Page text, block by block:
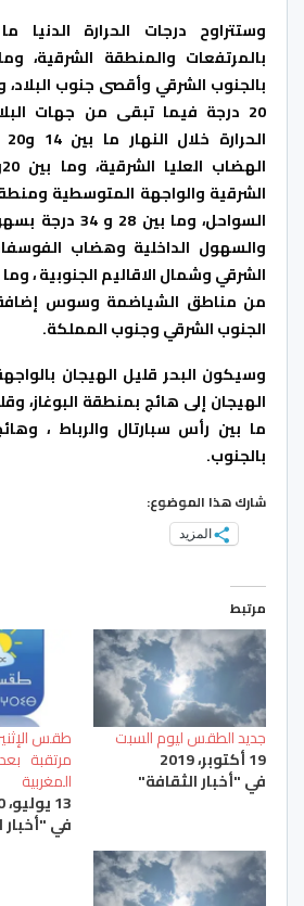
20 درجة فيما تبقى من جهات
الشرقية والواجهة المتوسطية
السواحل، وما
والسهول الداخلية وهضاب
من مناطق الشياضمة وسوس
الجنوب الشرقي وجنوب المملكة.
وسيكون البحر قليل الهيجان
الهيجان إلى هائج بمنطقة البوغاز،
ما بين رأس سبارتال والرباط ،
بالجنوب.
شارك هذا الموضوع:
المزيد
مرتبط
جديد الطقس ليوم السبت
19 أكتوبر، 2019
في "أخبار الثقافة"
طقس
مرتقبة
المغربية
13 يوليو، 2020
في "أخبار